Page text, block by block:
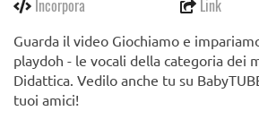
Incorpora
Link
Guarda il video Giochiamo e
playdoh - le vocali della categoria dei
Didattica. Vedilo anche tu su
tuoi amici!